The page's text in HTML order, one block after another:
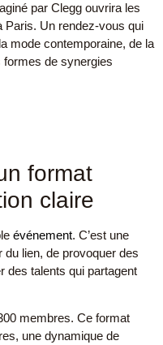
par Clegg ouvrira les
Paris. Un rendez-vous qui
mode contemporaine, de la
formes de synergies
format
claire
événement. C’est une
lien, de provoquer des
des talents qui partagent
membres. Ce format
une dynamique de